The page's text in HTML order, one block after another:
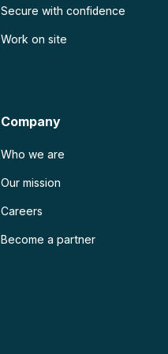
Secure with confidence
Work on site
Company
Who we are
Our mission
Careers
Become a partner